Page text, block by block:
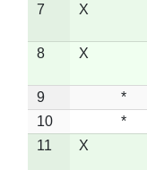
7
X
8 X
9 *
10
*
11
X